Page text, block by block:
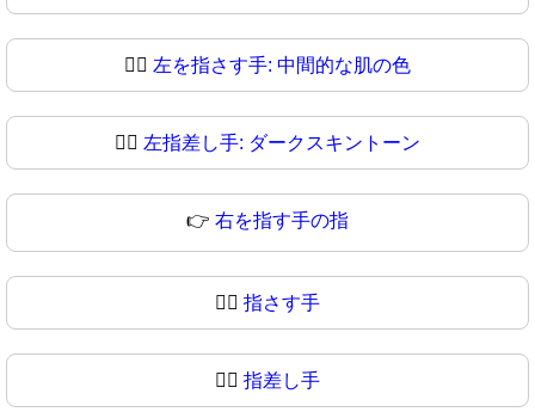
👈🏾 左を指さす手: 中間的な肌の色
👈🏿 左指差し手: ダークスキントーン
👉 右を指す手の指
👉🏻 指さす手
👉🏼 指差し手